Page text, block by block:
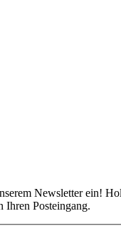
Newsletter ein!
Ihren Posteingang.